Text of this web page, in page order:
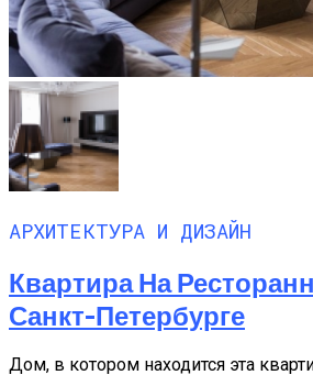
АРХИТЕКТУРА И ДИЗАЙН
Квартира На
Санкт-Петербурге
Дом, в котором находится эта